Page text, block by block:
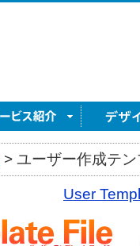
> ユーザー作成テ
User